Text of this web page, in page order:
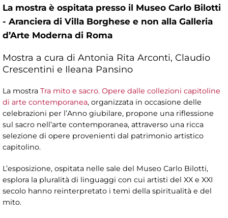
La mostra è ospitata presso il Museo Carlo Bilotti
- Aranciera di Villa Borghese e non alla Galleria
d’Arte Moderna di Roma
Mostra a cura di Antonia Rita Arconti, Claudio
Crescentini e Ileana Pansino
La mostra Tra mito e sacro. Opere dalle collezioni capitoline
di arte contemporanea, organizzata in occasione delle
celebrazioni per l’Anno giubilare, propone una riflessione
sul sacro nell’arte contemporanea, attraverso una ricca
selezione di opere provenienti dal patrimonio artistico
capitolino.
L’esposizione, ospitata nelle sale del Museo Carlo Bilotti,
esplora la pluralità di linguaggi con cui artisti del XX e XXI
secolo hanno reinterpretato i temi della spiritualità e del
mito.